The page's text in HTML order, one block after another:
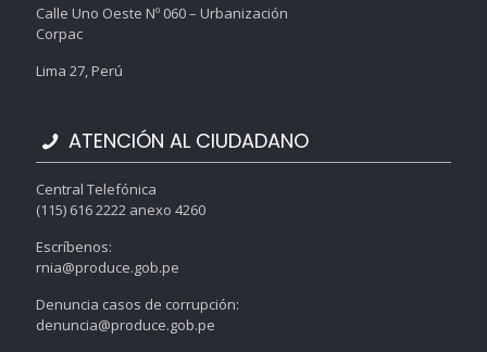
Calle Uno Oeste Nº 060 – Urbanización
Corpac
Lima 27, Perú
ATENCIÓN AL CIUDADANO
Central Telefónica
(115) 616 2222 anexo 4260
Escríbenos:
rnia@produce.gob.pe
Denuncia casos de corrupción:
denuncia@produce.gob.pe